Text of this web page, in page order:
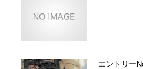
エントリ